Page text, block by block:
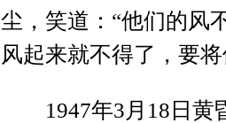
尘，笑道：“他们的风
风起来就不得了，要
1947年3月18日黄